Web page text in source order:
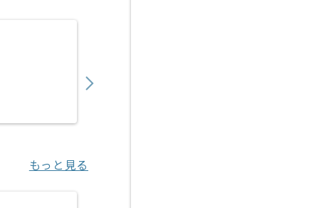
もっと見る